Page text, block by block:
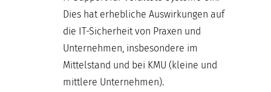
Dies hat erhebliche Auswirkungen auf
die IT-Sicherheit von Praxen und
Unternehmen, insbesondere im
Mittelstand und bei KMU (kleine und
mittlere Unternehmen).